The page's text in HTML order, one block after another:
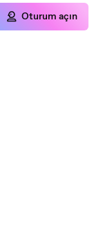
Oturum açın